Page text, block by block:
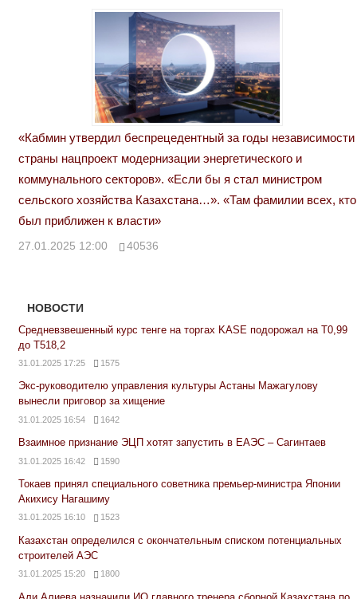
«Кабмин утвердил беспрецедентный за годы независимости
страны нацпроект модернизации энергетического и
коммунального секторов». «Если бы я стал министром
сельского хозяйства Казахстана…». «Там фамилии всех, кто
был приближен к власти»
27.01.2025 12:00 40536
НОВОСТИ
Средневзвешенный курс тенге на торгах KASE подорожал на Т0,99
до Т518,2
31.01.2025 17:25 1575
Экс-руководителю управления культуры Астаны Мажагулову
вынесли приговор за хищение
31.01.2025 16:54 1642
Взаимное признание ЭЦП хотят запустить в ЕАЭС – Сагинтаев
31.01.2025 16:42 1590
Токаев принял специального советника премьер-министра Японии
Акихису Нагашиму
31.01.2025 16:10 1523
Казахстан определился с окончательным списком потенциальных
строителей АЭС
31.01.2025 15:20 1800